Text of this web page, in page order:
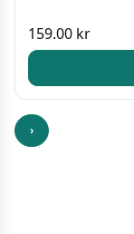
159.00 kr
›